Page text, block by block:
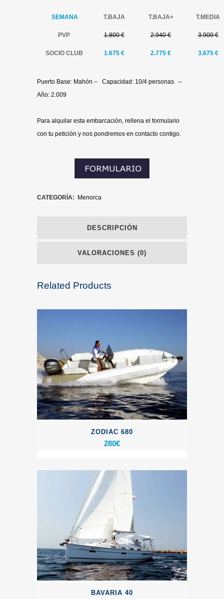
SEMANA T.BAJA T.BAJA+ T.MEDIA
PVP 1.800 € 2.940 € 3.900 €
SOCIO CLUB 1.675 € 2.775 € 3.675€
Puerto Base: Mahón – Capacidad: 10/4 personas –
Año: 2.009
Para alquilar esta embarcación, rellena el formulario
con tu petición y nos pondremos en contacto contigo.
CATEGORÍA: Menorca
DESCRIPCIÓN
VALORACIONES (0)
Related Products
ZODIAC 680
280€
BAVARIA 40